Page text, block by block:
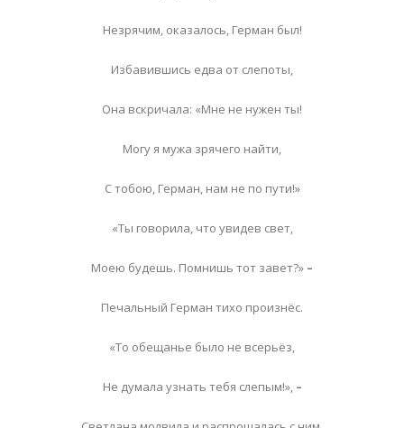
Незрячим, оказалось, Герман был!
Избавившись едва от слепоты,
Она вскричала: «Мне не нужен ты!
Могу я мужа зрячего найти,
С тобою, Герман, нам не по пути!»
«Ты говорила, что увидев свет,
Моею будешь. Помнишь тот завет?» –
Печальный Герман тихо произнёс.
«То обещанье было не всерьёз,
Не думала узнать тебя слепым!»,–